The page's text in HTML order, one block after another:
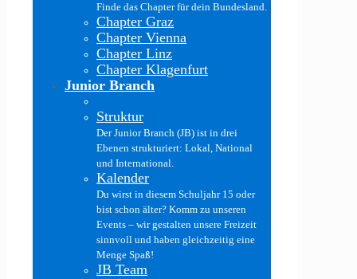
Finde das Chapter für dein Bundesland.
Chapter Graz
Chapter Vienna
Chapter Linz
Chapter Klagenfurt
Junior Branch
Struktur
Der Junior Branch (JB) ist in drei
Ebenen strukturiert: Lokal, National
und International.
Kalender
Du wirst in diesem Schuljahr 15 oder
bist schon älter? Komm zu unseren
Events – wir gestalten unsere Freizeit
sinnvoll und haben gleichzeitig eine
Menge Spaß!
JB Team